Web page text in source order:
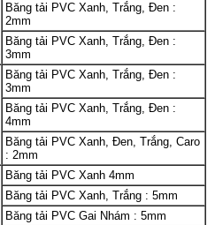
Băng tải PVC Xanh, Trắng, Đen :
2mm
Băng tải PVC Xanh, Trắng, Đen :
3mm
Băng tải PVC Xanh, Trắng, Đen :
3mm
Băng tải PVC Xanh, Trắng, Đen :
4mm
Băng tải PVC Xanh, Đen, Trắng, Caro
: 2mm
Băng tải PVC Xanh 4mm
Băng tải PVC Xanh, Trắng : 5mm
Băng tải PVC Gai Nhám : 5mm